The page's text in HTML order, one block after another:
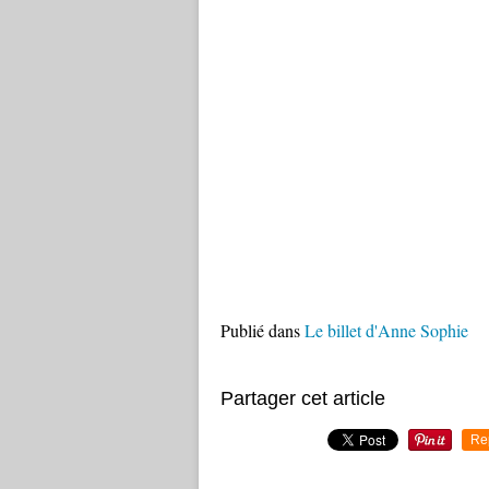
Publié dansLe billet d'Anne Sophie
Partager cet article